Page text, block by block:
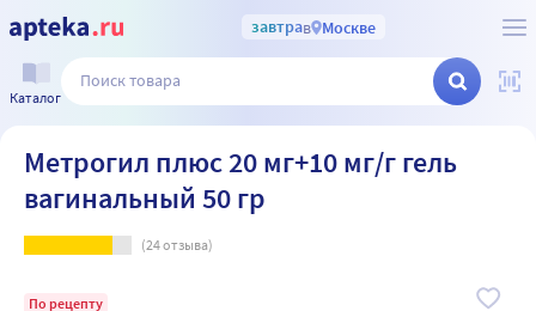
завтрав Москве
Каталог
Метрогил плюс 20 мг+10 мг/г гель
вагинальный 50 гр
(24отзыва)
По рецепту